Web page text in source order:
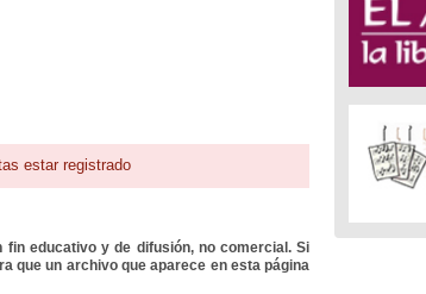
estar registrado
educativo y de difusión, no comercial. Si
que un archivo que aparece en esta página